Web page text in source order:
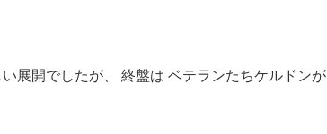
展開でしたが、 終盤は ベテランたちケルドンが